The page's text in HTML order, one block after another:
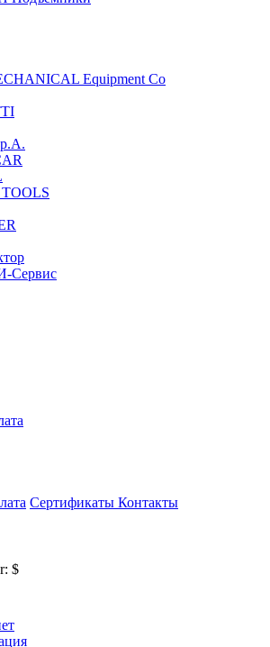
Equipment Co
Сервис
Сертификаты Контакты
$